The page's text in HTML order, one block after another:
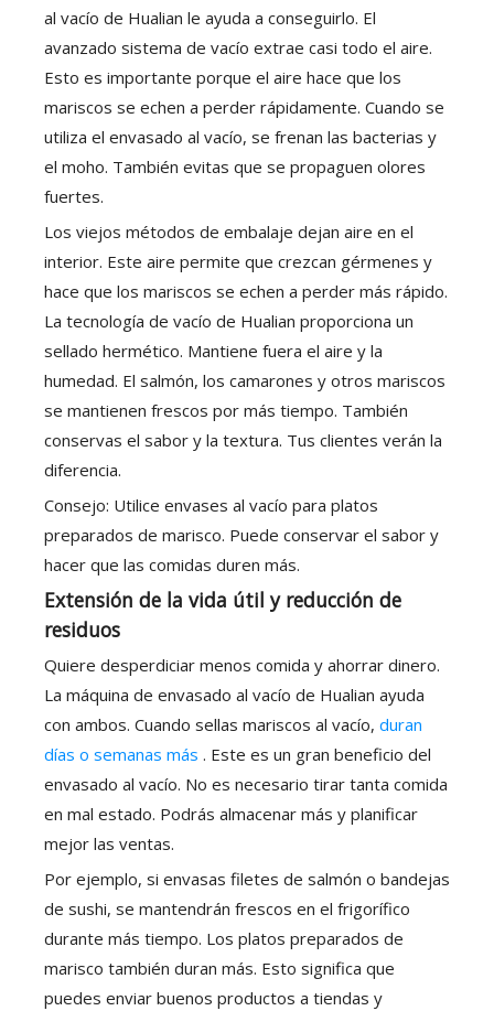
al vacío de Hualian le ayuda a conseguirlo. El
avanzado sistema de vacío extrae casi todo el aire.
Esto es importante porque el aire hace que los
mariscos se echen a perder rápidamente. Cuando se
utiliza el envasado al vacío, se frenan las bacterias y
el moho. También evitas que se propaguen olores
fuertes.
Los viejos métodos de embalaje dejan aire en el
interior. Este aire permite que crezcan gérmenes y
hace que los mariscos se echen a perder más rápido.
La tecnología de vacío de Hualian proporciona un
sellado hermético. Mantiene fuera el aire y la
humedad. El salmón, los camarones y otros mariscos
se mantienen frescos por más tiempo. También
conservas el sabor y la textura. Tus clientes verán la
diferencia.
Consejo: Utilice envases al vacío para platos
preparados de marisco. Puede conservar el sabor y
hacer que las comidas duren más.
Extensión de la vida útil y reducción de
residuos
Quiere desperdiciar menos comida y ahorrar dinero.
La máquina de envasado al vacío de Hualian ayuda
con ambos. Cuando sellas mariscos al vacío, duran
días o semanas más . Este es un gran beneficio del
envasado al vacío. No es necesario tirar tanta comida
en mal estado. Podrás almacenar más y planificar
mejor las ventas.
Por ejemplo, si envasas filetes de salmón o bandejas
de sushi, se mantendrán frescos en el frigorífico
durante más tiempo. Los platos preparados de
marisco también duran más. Esto significa que
puedes enviar buenos productos a tiendas y